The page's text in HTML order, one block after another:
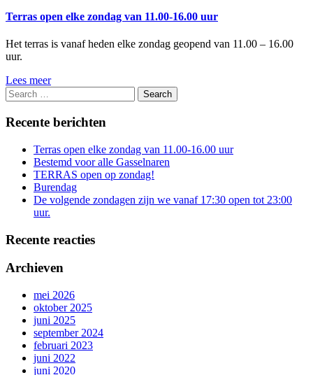
Terras open elke zondag van 11.00-16.00 uur
Het terras is vanaf heden elke zondag geopend van 11.00 – 16.00
uur.
Lees meer
Recente berichten
Terras open elke zondag van 11.00-16.00 uur
Bestemd voor alle Gasselnaren
TERRAS open op zondag!
Burendag
De volgende zondagen zijn we vanaf 17:30 open tot 23:00
uur.
Recente reacties
Archieven
mei 2026
oktober 2025
juni 2025
september 2024
februari 2023
juni 2022
juni 2020